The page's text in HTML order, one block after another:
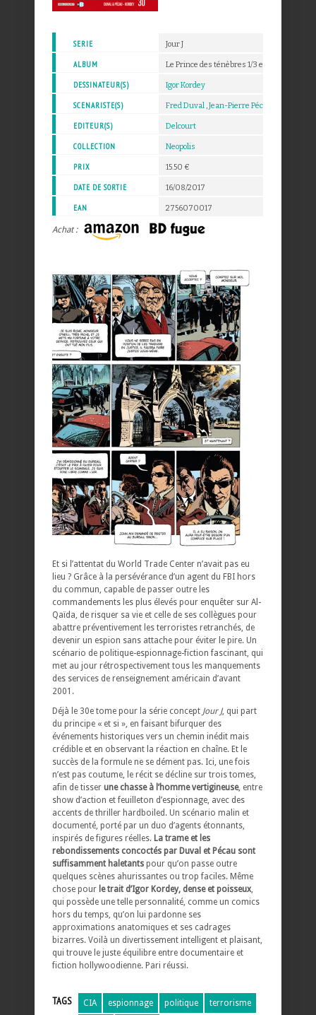
SERIE Jour J
ALBUM Le Prince des ténèbres 1/3 et 2/3 - 29-30
DESSINATEUR(S) Igor Kordey
SCENARISTE(S) Fred Duval ,Jean-Pierre Pécau
EDITEUR(S) Delcourt
COLLECTION Neopolis
PRIX 15.50 €
DATE DE SORTIE 16/08/2017
EAN 2756070017
Achat :
Et si l’attentat du World Trade Center n’avait pas eu
lieu ? Grâce à la persévérance d’un agent du FBI hors
du commun, capable de passer outre les
commandements les plus élevés pour enquêter sur Al-
Qaïda, de risquer sa vie et celle de ses collègues pour
abattre préventivement les terroristes retranchés, de
devenir un espion sans attache pour éviter le pire. Un
scénario de politique-espionnage-fiction fascinant, qui
met au jour rétrospectivement tous les manquements
des services de renseignement américain d’avant
2001.
Déjà le 30e tome pour la série concept Jour J, qui part
du principe « et si », en faisant bifurquer des
événements historiques vers un chemin inédit mais
crédible et en observant la réaction en chaîne. Et le
succès de la formule ne se dément pas. Ici, une fois
n’est pas coutume, le récit se décline sur trois tomes,
afin de tisser une chasse à l’homme vertigineuse, entre
show d’action et feuilleton d’espionnage, avec des
accents de thriller hardboiled. Un scénario malin et
documenté, porté par un duo d’agents étonnants,
inspirés de figures réelles. La trame et les
rebondissements concoctés par Duval et Pécau sont
suffisamment haletants pour qu’on passe outre
quelques scènes ahurissantes ou trop faciles. Même
chose pour le trait d’Igor Kordey, dense et poisseux,
qui possède une telle personnalité, comme un comics
hors du temps, qu’on lui pardonne ses
approximations anatomiques et ses cadrages
bizarres. Voilà un divertissement intelligent et plaisant,
qui trouve le juste équilibre entre documentaire et
fiction hollywoodienne. Pari réussi.
TAGS CIA espionnage politique terrorisme